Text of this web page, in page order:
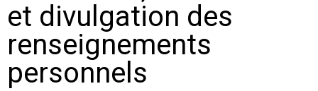
et divulgation des
renseignements
personnels